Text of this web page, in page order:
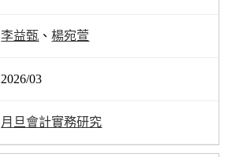
李益甄 、楊宛萱
2026/03
月旦會計實務研究